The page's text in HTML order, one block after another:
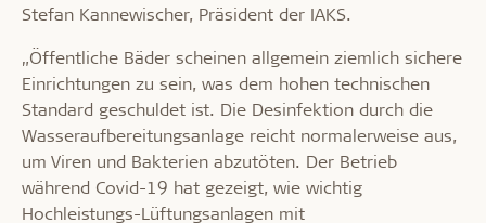
Stefan Kannewischer, Präsident der IAKS.
„Öffentliche Bäder scheinen allgemein ziemlich sichere
Einrichtungen zu sein, was dem hohen technischen
Standard geschuldet ist. Die Desinfektion durch die
Wasseraufbereitungsanlage reicht normalerweise aus,
um Viren und Bakterien abzutöten. Der Betrieb
während Covid-19 hat gezeigt, wie wichtig
Hochleistungs-Lüftungsanlagen mit